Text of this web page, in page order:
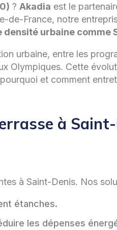
? Akadia est le
France, notre
densité urbaine comme
urbaine, entre les
Olympiques. Cette
et comment
à
à Saint-Denis. Nos
étanches.
les dépenses